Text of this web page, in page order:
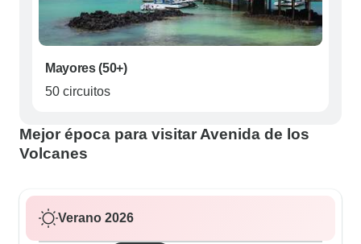
Mayores (50+)
50 circuitos
Mejor época para visitar Avenida de los
Volcanes
Verano 2026